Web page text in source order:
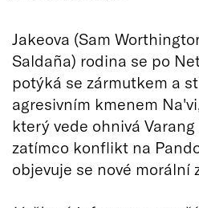
Jakeova (Sam
Saldaña) rodina se po
potýká se zármutkem a
agresivním kmenem
který vede ohnivá
zatímco konflikt na
objevuje se nové morální